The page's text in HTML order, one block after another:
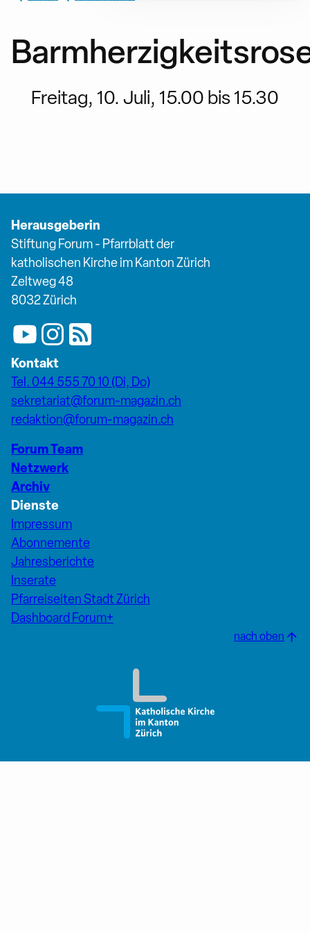
Freitag, 10. Juli, 15.00 bis 15.30
Herausgeberin
Stiftung Forum - Pfarrblatt der
katholischen Kirche im Kanton Zürich
Zeltweg 48
8032 Zürich
Kontakt
Tel. 044 555 70 10 (Di, Do)
sekretariat@forum-magazin.ch
redaktion@forum-magazin.ch
Forum Team
Netzwerk
Archiv
Dienste
Impressum
Abonnemente
Jahresberichte
Inserate
Pfarreiseiten Stadt Zürich
Dashboard Forum+
nach oben